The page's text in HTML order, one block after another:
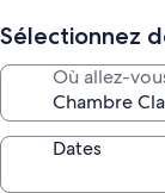
Sélectionnez
Où allez-
Dates